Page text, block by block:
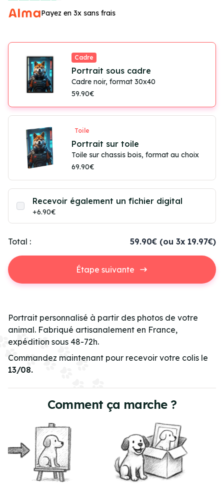
Payez en 3x sans frais
Portrait personnalisé à partir des photos de votre
animal. Fabriqué artisanalement en France,
expédition sous 48-72h.
Commandez maintenant pour recevoir votre colis le
13/08.
Cadre
Portrait sous cadre
Cadre noir, format 30x40
59.90€
Toile
Portrait sur toile
Toile sur chassis bois, format au choix
69.90€
Recevoir également un fichier digital
+6.90€
Total : 59.90€ (ou 3x 19.97€)
Étape suivante
Comment ça marche ?